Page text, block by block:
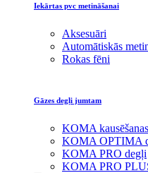
Iekārtas pvc metināšanai
Aksesuāri
Automātiskās
Rokas fēni
Gāzes degļi jumtam
KOMA
KOMA OPTIMA
KOMA PRO degļi
KOMA PRO